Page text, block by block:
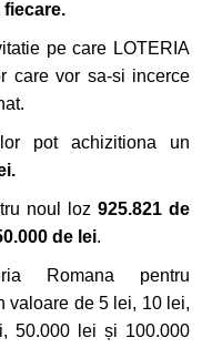
fiecare.
pe care LOTERIA
care vor sa-si incerce
pot achizitiona un
noul loz 925.821 de
de lei.
Romana pentru
valoare de5 lei, 10 lei,
50.000 lei și 100.000